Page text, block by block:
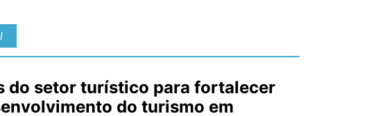
do setor turístico para fortalecer
do turismo em